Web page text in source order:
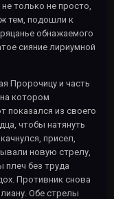
только не просто,
тем, подошли к
обнажаемого
сияние лириумной
Пророчицу и часть
котором
показался из своего
чтобы натянуть
присел,
новую стрелу,
плеч без труда
Противник снова
Обе стрелы